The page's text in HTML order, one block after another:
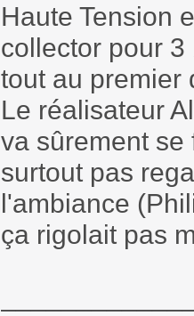
Haute Tension
collector pour
tout au premier
Le réalisateur
va sûrement
surtout pas
l'ambiance
ça rigolait pas